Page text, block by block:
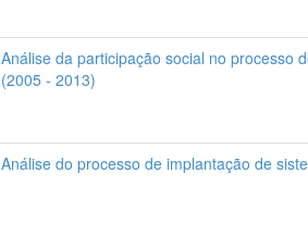
Análise da participação social no processo
(2005 - 2013)
Análise do processo de implantação de